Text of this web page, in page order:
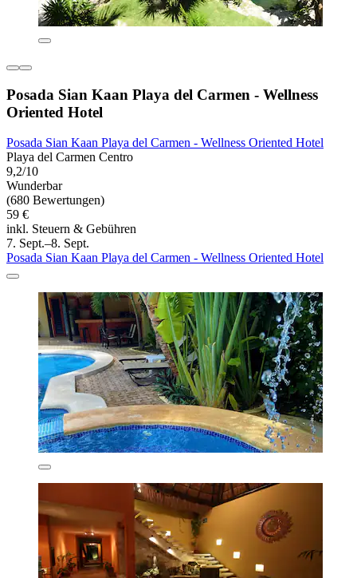
Posada Sian Kaan Playa del Carmen - Wellness
Oriented Hotel
Posada Sian Kaan Playa del Carmen - Wellness Oriented Hotel
Playa del Carmen Centro
9,2/10
Wunderbar
(680 Bewertungen)
59 €
inkl. Steuern & Gebühren
7. Sept.–8. Sept.
Posada Sian Kaan Playa del Carmen - Wellness Oriented Hotel